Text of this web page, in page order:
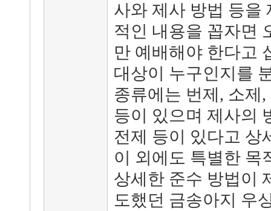
사와 제사 방법 등을
적인 내용을 꼽자면
만 예배해야 한다고
대상이 누구인지를
종류에는 번제, 소제
등이 있으며 제사의
전제 등이 있다고 상
이 외에도 특별한 목
상세한 준수 방법이
도했던 금송아지 우